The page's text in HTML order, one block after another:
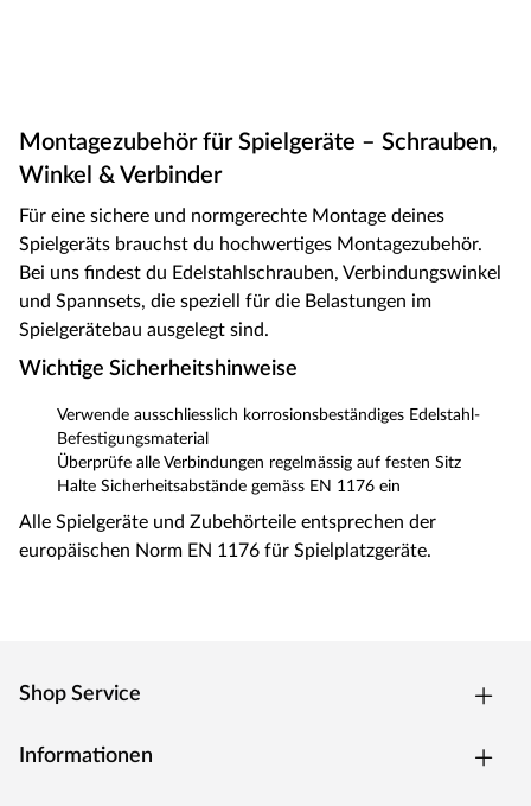
Montagezubehör für Spielgeräte – Schrauben,
Winkel & Verbinder
Für eine sichere und normgerechte Montage deines
Spielgeräts brauchst du hochwertiges Montagezubehör.
Bei uns findest du Edelstahlschrauben, Verbindungswinkel
und Spannsets, die speziell für die Belastungen im
Spielgerätebau ausgelegt sind.
Wichtige Sicherheitshinweise
Verwende ausschliesslich korrosionsbeständiges Edelstahl-
Befestigungsmaterial
Überprüfe alle Verbindungen regelmässig auf festen Sitz
Halte Sicherheitsabstände gemäss EN 1176 ein
Alle Spielgeräte und Zubehörteile entsprechen der
europäischen Norm EN 1176 für Spielplatzgeräte.
Shop Service
Informationen